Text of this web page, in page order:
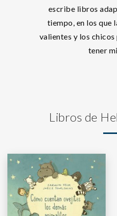
escribe libros
tiempo, en los que
valientes y los
tener
Libros de